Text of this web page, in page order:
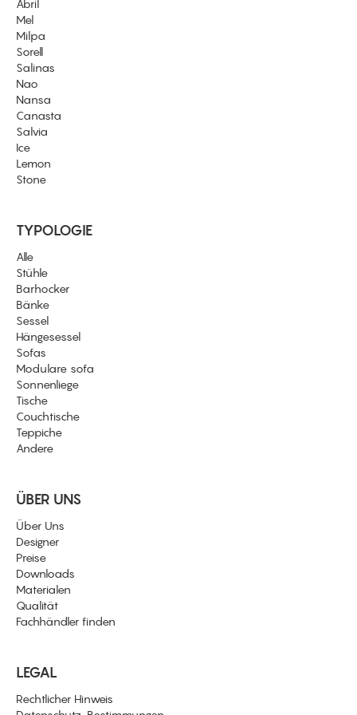
Abril
Mel
Milpa
Sorell
Salinas
Nao
Nansa
Canasta
Salvia
Ice
Lemon
Stone
TYPOLOGIE
Alle
Stühle
Barhocker
Bänke
Sessel
Hängesessel
Sofas
Modulare sofa
Sonnenliege
Tische
Couchtische
Teppiche
Andere
ÜBER UNS
Über Uns
Designer
Preise
Downloads
Materialen
Qualität
Fachhändler finden
LEGAL
Rechtlicher Hinweis